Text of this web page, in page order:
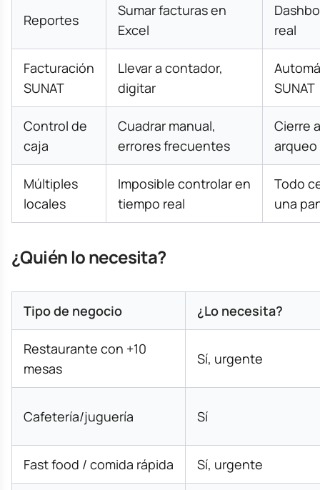
Reportes
Sumar facturas en
Excel
real
Facturación
SUNAT
Llevar a contador,
digitar
SUNAT
Control de
caja
Cuadrar manual,
errores frecuentes
Cierre
Múltiples
locales
Imposible controlar en
tiempo real
Todo
una
¿Quién lo necesita?
Tipo de negocio ¿Lo necesita?
Restaurante con +10
mesas
Sí, urgente
Cafetería/juguería Sí
Fast food / comida rápida Sí, urgente